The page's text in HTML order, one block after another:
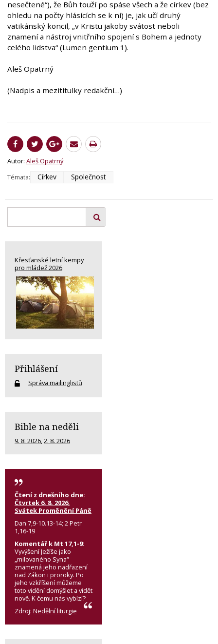
nesečtené“), že Bůh touží po spáse všech a že církev (bez
ohledu na počty hlásících se k ní) je, jak učí druhý
vatikánský koncil, „v Kristu jakoby svátost neboli
znamení a nástroj vnitřního spojení s Bohem a jednoty
celého lidstva“ (Lumen gentium 1).
Aleš Opatrný
(Nadpis a mezititulky redakční…)
Autor: Aleš Opatrný
Témata:
Církev Společnost
Křesťanské letní kempy
pro mládež 2026
Přihlášení
Správa mailinglistů
Bible na neděli
9. 8. 2026,2. 8. 2026
Čtení z dnešního dne:
Čtvrtek 6. 8. 2026,
Svátek Proměnění Páně
Dan 7,9-10.13-14; 2 Petr
1,16-19
Komentář k Mt 17,1-9:
Vyvýšení Ježíše jako
„milovaného Syna“
znamená jeho nadřazení
nad Zákon i proroky. Po
jeho vzkříšení můžeme
toto vidění domýšlet a vidět
nově. K čemu nás vybízí?
Zdroj: Nedělní liturgie